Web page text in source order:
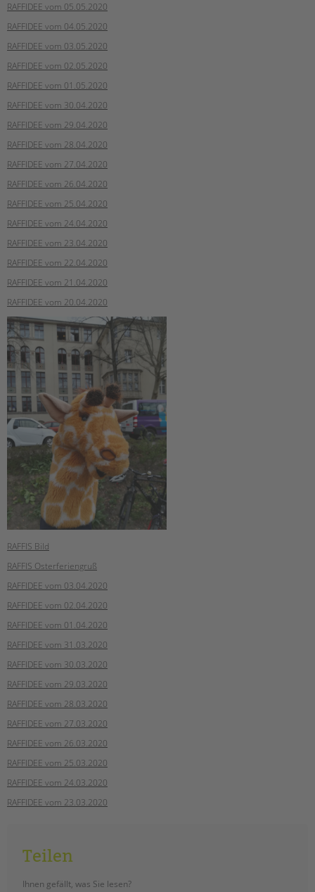
tandem als Arbeitgeberin
NEWS/BLOG
unkuerzbar
Briefe an Kai
PRESSE
Magazin
KONTAKT
Impressum
Datenschutz
Hinweisgebersystem
Intranet
RAFFIDEE vom 05.05.2020
RAFFIDEE vom 04.05.2020
RAFFIDEE vom 03.05.2020
RAFFIDEE vom 02.05.2020
RAFFIDEE vom 01.05.2020
RAFFIDEE vom 30.04.2020
RAFFIDEE vom 29.04.2020
RAFFIDEE vom 28.04.2020
RAFFIDEE vom 27.04.2020
RAFFIDEE vom 26.04.2020
RAFFIDEE vom 25.04.2020
RAFFIDEE vom 24.04.2020
RAFFIDEE vom 23.04.2020
RAFFIDEE vom 22.04.2020
RAFFIDEE vom 21.04.2020
RAFFIDEE vom 20.04.2020
RAFFIS Bild
RAFFIS Osterferiengruß
RAFFIDEE vom 03.04.2020
RAFFIDEE vom 02.04.2020
RAFFIDEE vom 01.04.2020
RAFFIDEE vom 31.03.2020
RAFFIDEE vom 30.03.2020
RAFFIDEE vom 29.03.2020
RAFFIDEE vom 28.03.2020
RAFFIDEE vom 27.03.2020
RAFFIDEE vom 26.03.2020
RAFFIDEE vom 25.03.2020
RAFFIDEE vom 24.03.2020
RAFFIDEE vom 23.03.2020
Teilen
Ihnen gefällt, was Sie lesen?